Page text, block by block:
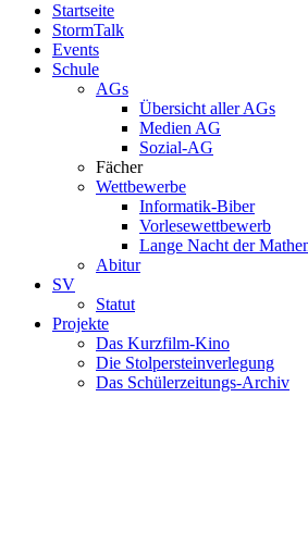
Stormstory
Eure digitale Schülerzeitung
Startseite
StormTalk
Events
Schule
AGs
Übersicht aller AGs
Medien AG
Sozial-AG
Fächer
Wettbewerbe
Informatik-Biber
Vorlesewettbewerb
Lange Nacht der
Abitur
SV
Statut
Projekte
Das Kurzfilm-Kino
Die Stolpersteinverlegung
Das Schülerzeitungs-Archiv